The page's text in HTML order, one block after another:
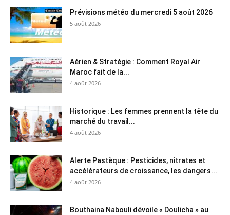
Prévisions météo du mercredi 5 août 2026
5 août 2026
Aérien & Stratégie : Comment Royal Air
Maroc fait de la...
4 août 2026
Historique : Les femmes prennent la tête du
marché du travail...
4 août 2026
Alerte Pastèque : Pesticides, nitrates et
accélérateurs de croissance, les dangers...
4 août 2026
Bouthaina Nabouli dévoile « Doulicha » au